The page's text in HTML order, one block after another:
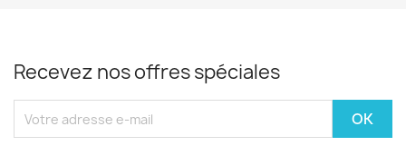
Recevez nos offres spéciales